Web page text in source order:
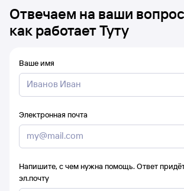
Отвечаем на ваши
как работает Туту
Ваше имя
Электронная почта
Напишите, с чем нужна помощь. Ответ
эл.почту